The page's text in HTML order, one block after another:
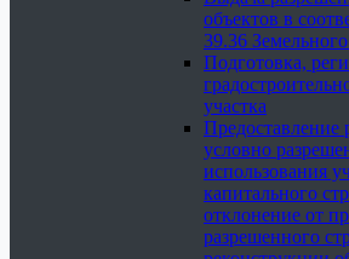
объектов в
39.36
Подготовка,
участка
Предоставление
условно
использования
капитального
отклонение от
разрешенного